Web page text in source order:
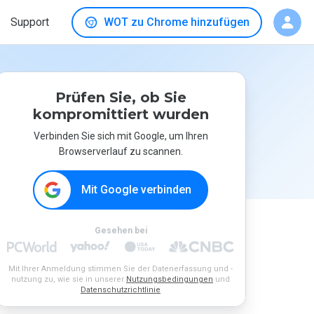
Support WOT zu Chrome hinzufügen
Prüfen Sie, ob Sie
kompromittiert wurden
Verbinden Sie sich mit Google, um Ihren
Browserverlauf zu scannen.
Mit Google verbinden
Gesehen bei
Mit Ihrer Anmeldung stimmen Sie der Datenerfassung und -
nutzung zu, wie sie in unserer Nutzungsbedingungen und
Datenschutzrichtlinie